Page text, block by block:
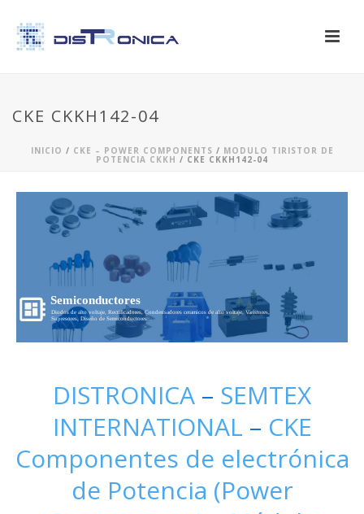
CKE CKKH142-04
INICIO / CKE – POWER COMPONENTS / MODULO TIRISTOR DE
POTENCIA CKKH / CKE CKKH142-04
Semiconductores
Diodos de alto voltaje, Rectificadores, Condensadores ceramicos de alto voltaje, Varistores,
Supresores, Diseño de Semiconductores...
DISTRONICA – SEMTEX
INTERNATIONAL – CKE
Componentes de electrónica
de Potencia (Power